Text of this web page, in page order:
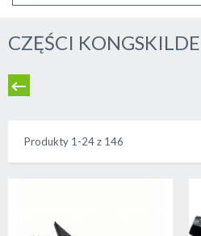
CZĘŚCI KONGSKILDE
Produkty 1-24z 146